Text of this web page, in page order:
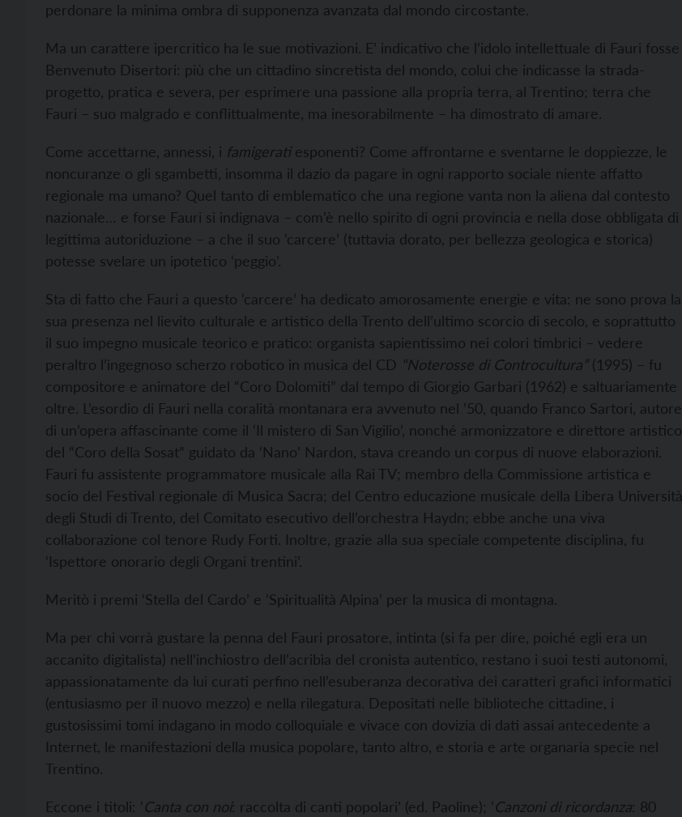
perdonare la minima ombra di supponenza avanzata dal mondo circostante.
Ma un carattere ipercritico ha le sue motivazioni. E’ indicativo che l’idolo intellettuale di Fauri fosse
Benvenuto Disertori: più che un cittadino sincretista del mondo, colui che indicasse la strada-
progetto, pratica e severa, per esprimere una passione alla propria terra, al Trentino; terra che
Fauri – suo malgrado e conflittualmente, ma inesorabilmente – ha dimostrato di amare.
Come accettarne, annessi, i famigeratiesponenti? Come affrontarne e sventarne le doppiezze, le
noncuranze o gli sgambetti, insomma il dazio da pagare in ogni rapporto sociale niente affatto
regionale ma umano? Quel tanto di emblematico che una regione vanta non la aliena dal contesto
nazionale… e forse Fauri si indignava – com’è nello spirito di ogni provincia e nella dose obbligata di
legittima autoriduzione – a che il suo ‘carcere’ (tuttavia dorato, per bellezza geologica e storica)
potesse svelare un ipotetico ‘peggio’.
Sta di fatto che Fauri a questo ‘carcere’ ha dedicato amorosamente energie e vita: ne sono prova la
sua presenza nel lievito culturale e artistico della Trento dell’ultimo scorcio di secolo, e soprattutto
il suo impegno musicale teorico e pratico: organista sapientissimo nei colori timbrici – vedere
peraltro l’ingegnoso scherzo robotico in musica del CD “Noterosse di Controcultura” (1995) – fu
compositore e animatore del “Coro Dolomiti” dal tempo di Giorgio Garbari (1962) e saltuariamente
oltre. L’esordio di Fauri nella coralità montanara era avvenuto nel ’50, quando Franco Sartori, autore
di un’opera affascinante come il ‘Il mistero di San Vigilio’, nonché armonizzatore e direttore artistico
del “Coro della Sosat” guidato da ‘Nano’ Nardon, stava creando un corpus di nuove elaborazioni.
Fauri fu assistente programmatore musicale alla Rai TV; membro della Commissione artistica e
socio del Festival regionale di Musica Sacra; del Centro educazione musicale della Libera Università
degli Studi di Trento, del Comitato esecutivo dell’orchestra Haydn; ebbe anche una viva
collaborazione col tenore Rudy Forti. Inoltre, grazie alla sua speciale competente disciplina, fu
‘Ispettore onorario degli Organi trentini’.
Meritò i premi ‘Stella del Cardo’ e ‘Spiritualità Alpina’ per la musica di montagna.
Ma per chi vorrà gustare la penna del Fauri prosatore, intinta (si fa per dire, poiché egli era un
accanito digitalista) nell’inchiostro dell’acribìa del cronista autentico, restano i suoi testi autonomi,
appassionatamente da lui curati perfino nell’esuberanza decorativa dei caratteri grafici informatici
(entusiasmo per il nuovo mezzo) e nella rilegatura. Depositati nelle biblioteche cittadine, i
gustosissimi tomi indagano in modo colloquiale e vivace con dovizia di dati assai antecedente a
Internet, le manifestazioni della musica popolare, tanto altro, e storia e arte organaria specie nel
Trentino.
Eccone i titoli: ‘ Canta con noi: raccolta di canti popolari’ (ed. Paoline); ‘ Canzoni di ricordanza: 80